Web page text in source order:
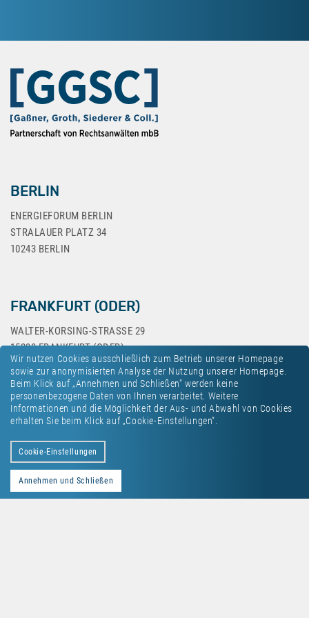
Wir nutzen Cookies ausschließlich zum Betrieb unserer Homepage
sowie zur anonymisierten Analyse der Nutzung unserer Homepage.
Beim Klick auf „Annehmen und Schließen“ werden keine
personenbezogene Daten von Ihnen verarbeitet. Weitere
Informationen und die Möglichkeit der Aus- und Abwahl von Cookies
erhalten Sie beim Klick auf „Cookie-Einstellungen“.
Cookie-Einstellungen
Annehmen und Schließen
BERLIN
ENERGIEFORUM BERLIN
STRALAUER PLATZ 34
10243 BERLIN
FRANKFURT (ODER)
WALTER-KORSING-STRASSE 29
15230 FRANKFURT (ODER)
Kontakt Datenschutz